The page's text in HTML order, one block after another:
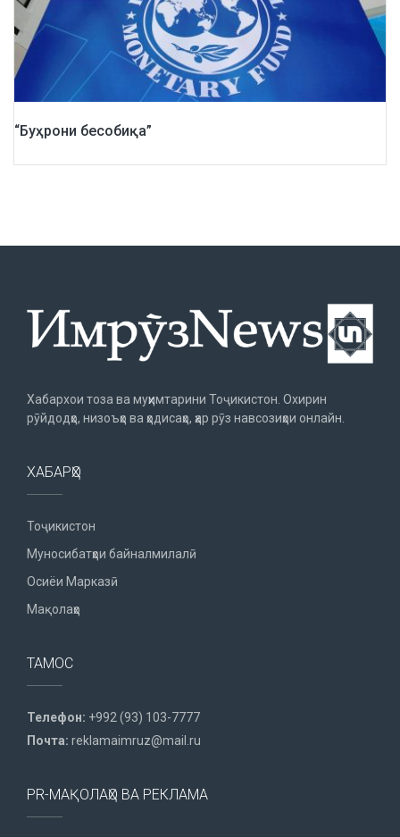
“Буҳрони бесобиқа”
Хабархои тоза ва муҳимтарини Тоҷикистон. Охирин
рӯйдодҳо, низоъҳо ва ҳодисаҳо, ҳар рӯз навсозиҳои онлайн.
ХАБАРҲО
Тоҷикистон
Муносибатҳои байналмилалӣ
Осиёи Марказӣ
Мақолаҳо
ТАМОС
Телефон: +992 (93) 103-7777
Почта: reklamaimruz@mail.ru
PR-МАҚОЛАҲО ВА РЕКЛАМА